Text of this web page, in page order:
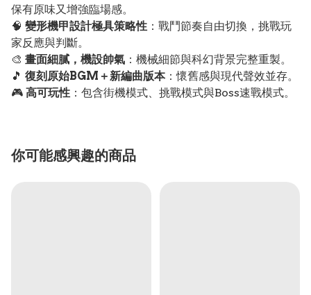
保有原味又增強臨場感。
🧠 變形機甲設計極具策略性 ：戰鬥節奏自由切換，挑戰玩
家反應與判斷。
🎨 畫面細膩，機設帥氣 ：機械細節與科幻背景完整重製。
🎵 復刻原始BGM＋新編曲版本：懷舊感與現代聲效並存。
🎮 高可玩性 ：包含街機模式、挑戰模式與Boss速戰模式。
你可能感興趣的商品